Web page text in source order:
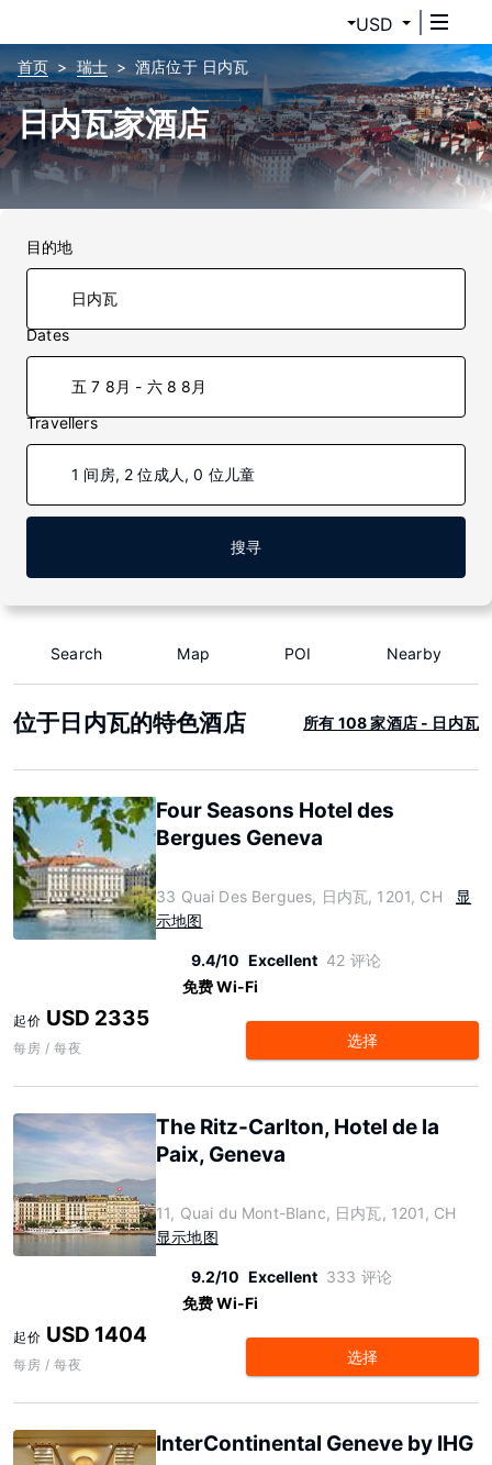
USD
首页 瑞士 酒店位于 日内瓦
日内瓦家酒店
目的地
Dates
五 7 8月 - 六 8 8月
Travellers
1 间房, 2 位成人, 0 位儿童
搜寻
Search Map POI Nearby
位于日内瓦的特色酒店 所有 108 家酒店 - 日内瓦
Four Seasons Hotel des
Bergues Geneva
33 Quai Des Bergues, 日内瓦, 1201, CH
显
示地图
9.4/10 Excellent 42 评论
免费 Wi-Fi
起价 USD 2335
每房 / 每夜 选择
The Ritz-Carlton, Hotel de la
Paix, Geneva
11, Quai du Mont-Blanc, 日内瓦, 1201, CH
显示地图
9.2/10 Excellent 333 评论
免费 Wi-Fi
起价 USD 1404
每房 / 每夜 选择
InterContinental Geneve by IHG